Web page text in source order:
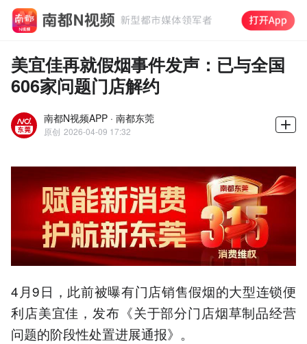
美宜佳再就假烟事件发声：已与全国
606家问题门店解约
南都N视频APP · 南都东莞
原创 2026-04-09 17:32
4月9日，此前被曝有门店销售假烟的大型连锁便
利店美宜佳，发布《关于部分门店烟草制品经营
问题的阶段性处置进展通报》。